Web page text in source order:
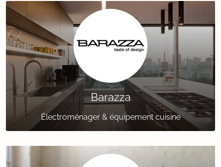
Barazza
Électroménager & équipement cuisine